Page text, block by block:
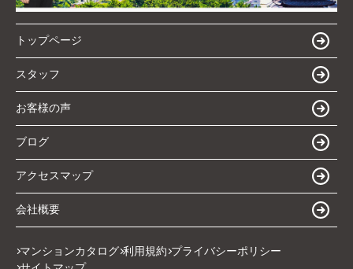
トップページ
スタッフ
お客様の声
ブログ
アクセスマップ
会社概要
マンションカタログ 利用規約 プライバシーポリシー